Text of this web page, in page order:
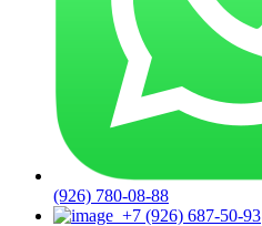
(926) 780-08-88
+7 (926) 687-50-93